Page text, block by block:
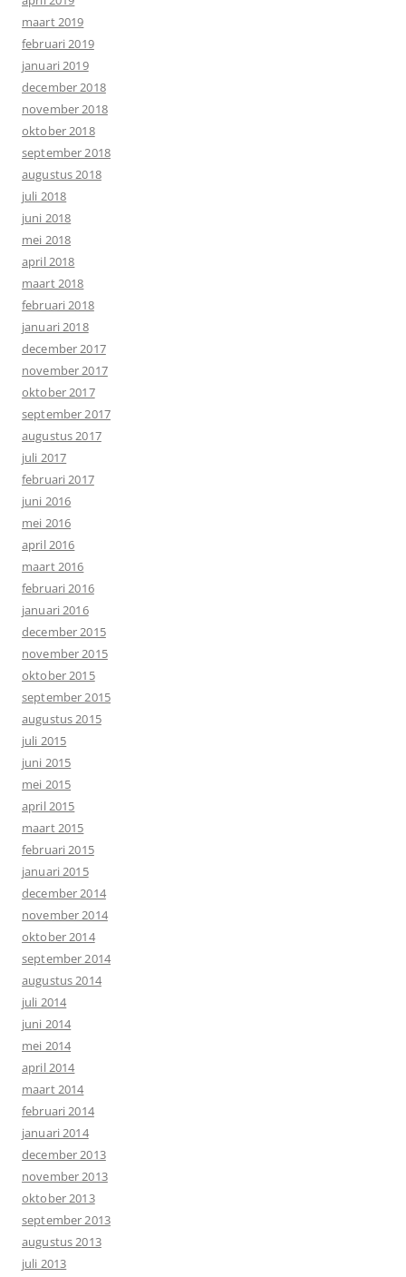
maart 2019
februari 2019
januari 2019
december 2018
november 2018
oktober 2018
september 2018
augustus 2018
juli 2018
juni 2018
mei 2018
april 2018
maart 2018
februari 2018
januari 2018
december 2017
november 2017
oktober 2017
september 2017
augustus 2017
juli 2017
februari 2017
juni 2016
mei 2016
april 2016
maart 2016
februari 2016
januari 2016
december 2015
november 2015
oktober 2015
september 2015
augustus 2015
juli 2015
juni 2015
mei 2015
april 2015
maart 2015
februari 2015
januari 2015
december 2014
november 2014
oktober 2014
september 2014
augustus 2014
juli 2014
juni 2014
mei 2014
april 2014
maart 2014
februari 2014
januari 2014
december 2013
november 2013
oktober 2013
september 2013
augustus 2013
juli 2013